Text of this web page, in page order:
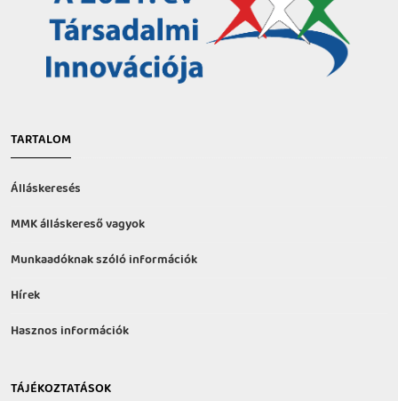
TARTALOM
Álláskeresés
MMK álláskereső vagyok
Munkaadóknak szóló információk
Hírek
Hasznos információk
TÁJÉKOZTATÁSOK